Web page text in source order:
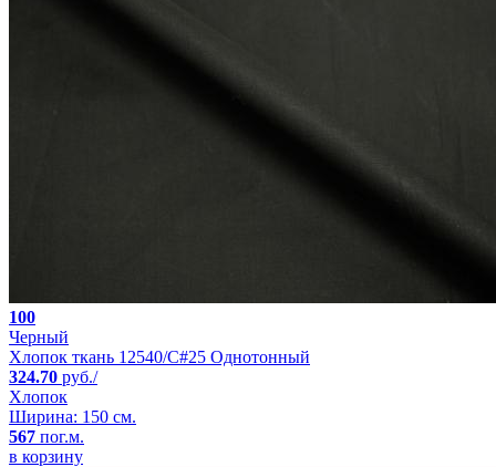
100
Черный
Хлопок ткань 12540/C#25 Однотонный
324.70 руб./
Хлопок
Ширина: 150 см.
567 пог.м.
в корзину